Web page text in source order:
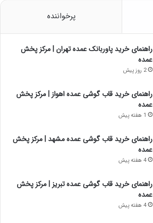
پرخواننده
راهنمای خرید پاوربانک عمده تهران | مرکز پخش
عمده
2 روز پیش
راهنمای خرید قاب گوشی عمده اهواز | مرکز پخش
عمده
1 هفته پیش
راهنمای خرید قاب گوشی عمده مشهد | مرکز پخش
عمده
4 هفته پیش
راهنمای خرید قاب گوشی عمده تبریز | مرکز پخش
عمده
4 هفته پیش